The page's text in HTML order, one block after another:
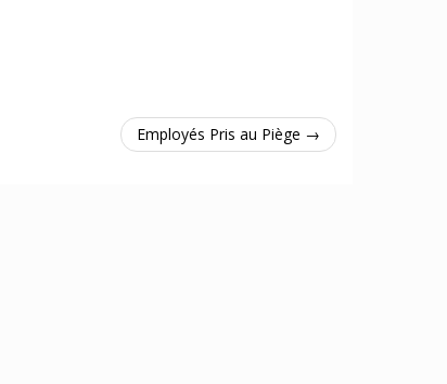
Employés Pris au Piège →